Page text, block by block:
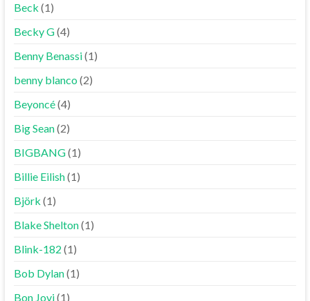
Beck (1)
Becky G(4)
Benny Benassi(1)
benny blanco(2)
Beyoncé(4)
Big Sean(2)
BIGBANG(1)
Billie Eilish(1)
Björk (1)
Blake Shelton(1)
Blink-182 (1)
Bob Dylan(1)
Bon Jovi(1)